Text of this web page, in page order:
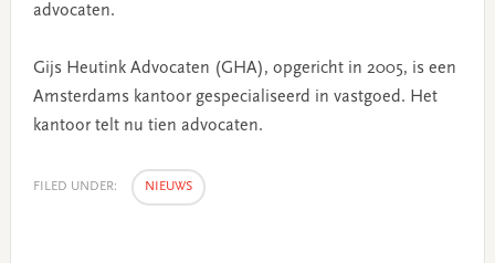
advocaten.
Gijs Heutink Advocaten (GHA), opgericht in 2005, is een
Amsterdams kantoor gespecialiseerd in vastgoed. Het
kantoor telt nu tien advocaten.
FILED UNDER: NIEUWS